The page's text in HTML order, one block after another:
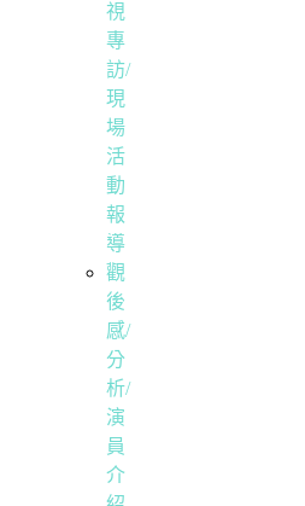
視
專
訪/
現
場
活
動
報
導
觀
後
感/
分
析/
演
員
介